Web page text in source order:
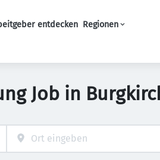
entdecken Regionen
Job in